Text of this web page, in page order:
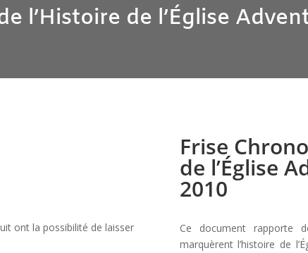
l’Histoire de l’Église
ont la possibilité de laisser
Frise
de l’Église
2010
Ce document rapporte
marquèrent l’histoire de